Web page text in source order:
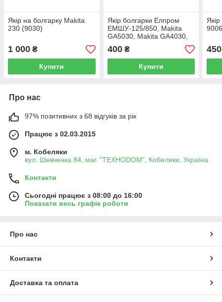
Якір на болгарку Makita
230 (9030)
1 000 ₴
Купити
Якір болгарки Елпром
ЕМШУ-125/850, Makita
GA5030, Makita GA4030,
29.5*160 різі 6 мм
400₴
Купити
450
Про нас
97% позитивних з 68 відгуків за рік
Працює з 02.03.2015
м. Кобеляки
вул. Шевченка 84, маг. "ТЕХНОDOM", Кобеляки, Україна
Контакти
Сьогодні працює з 08:00 до 16:00
Показати весь графік роботи
Про нас
Контакти
Доставка та оплата